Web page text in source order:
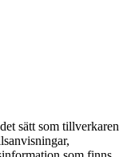
sätt som tillverkaren